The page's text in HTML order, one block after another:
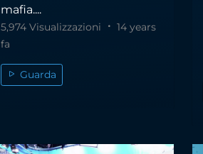
mafia....
5,974 Visualizzazioni
14 years
fa
Guarda